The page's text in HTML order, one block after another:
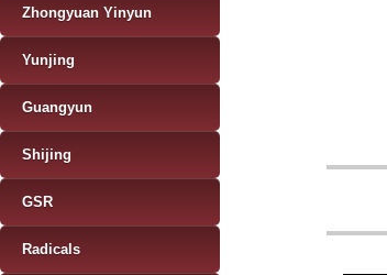
Zhongyuan Yinyun
Yunjing
Guangyun
Shijing
GSR
Radicals